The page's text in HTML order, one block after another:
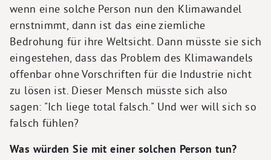
wenn eine solche Person nun den Klimawandel
ernstnimmt, dann ist das eine ziemliche
Bedrohung für ihre Weltsicht. Dann müsste sie sich
eingestehen, dass das Problem des Klimawandels
offenbar ohne Vorschriften für die Industrie nicht
zu lösen ist. Dieser Mensch müsste sich also
sagen: "Ich liege total falsch." Und wer will sich so
falsch fühlen?
Was würden Sie mit einer solchen Person tun?